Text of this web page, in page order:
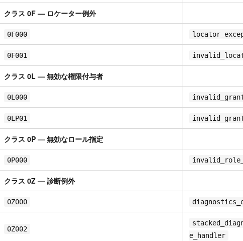
クラス 0F — ロケーター例外
0F000
0F001
クラス 0L — 無効な権限付与者
0L000
0LP01
クラス 0P — 無効なロール指定
0P000
クラス 0Z — 診断例外
0Z000
0Z002
e_handler